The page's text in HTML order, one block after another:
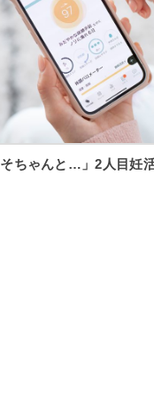
そちゃんと…」2人目妊